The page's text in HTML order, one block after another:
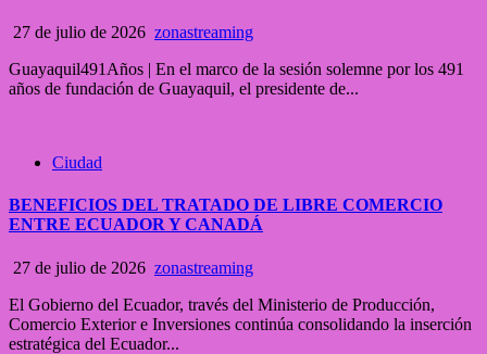
27 de julio de 2026 zonastreaming
Guayaquil491Años | En el marco de la sesión solemne por los 491
años de fundación de Guayaquil, el presidente de...
Ciudad
BENEFICIOS DEL TRATADO DE LIBRE COMERCIO
ENTRE ECUADOR Y CANADÁ
27 de julio de 2026 zonastreaming
El Gobierno del Ecuador, través del Ministerio de Producción,
Comercio Exterior e Inversiones continúa consolidando la inserción
estratégica del Ecuador...